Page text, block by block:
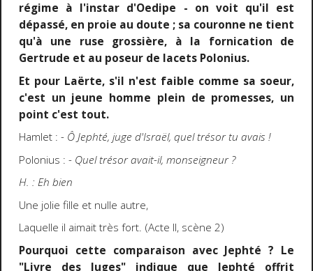
régime à l'instar d'Oedipe - on voit qu'il est
dépassé, en proie au doute ; sa couronne ne tient
qu'à une ruse grossière, à la fornication de
Gertrude et au poseur de lacets Polonius.
Et pour Laërte, s'il n'est faible comme sa soeur,
c'est un jeune homme plein de promesses, un
point c'est tout.
Hamlet : - Ô Jephté, juge d'Israël, quel trésor tu avais !
Polonius : - Quel trésor avait-il, monseigneur ?
H. : Eh bien
Une jolie fille et nulle autre,
Laquelle il aimait très fort. (Acte II, scène 2)
Pourquoi cette comparaison avec Jephté ? Le
"Livre des Juges" indique que Jephté offrit